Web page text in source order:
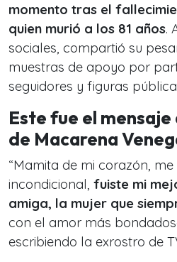
momento tras el
quien murió a los 81 años.
sociales, compartió su
muestras de apoyo por
seguidores y figuras
Este fue el
de Macarena
“Mamita de mi corazón,
incondicional, fuiste mi
amiga, la mujer que
con el amor más
escribiendo la exrostro de